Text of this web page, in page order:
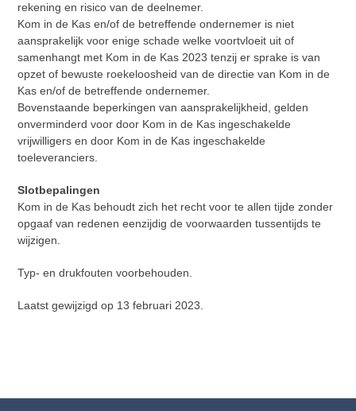
rekening en risico van de deelnemer.
Kom in de Kas en/of de betreffende ondernemer is niet
aansprakelijk voor enige schade welke voortvloeit uit of
samenhangt met Kom in de Kas 2023 tenzij er sprake is van
opzet of bewuste roekeloosheid van de directie van Kom in de
Kas en/of de betreffende ondernemer.
Bovenstaande beperkingen van aansprakelijkheid, gelden
onverminderd voor door Kom in de Kas ingeschakelde
vrijwilligers en door Kom in de Kas ingeschakelde
toeleveranciers.
Slotbepalingen
Kom in de Kas behoudt zich het recht voor te allen tijde zonder
opgaaf van redenen eenzijdig de voorwaarden tussentijds te
wijzigen.
Typ- en drukfouten voorbehouden.
Laatst gewijzigd op 13 februari 2023.